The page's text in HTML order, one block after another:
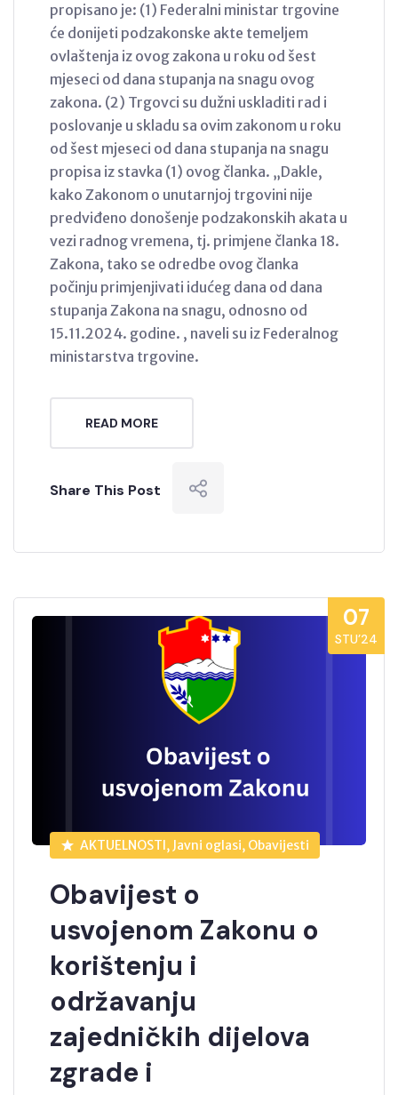
propisano je: (1) Federalni ministar trgovine
će donijeti podzakonske akte temeljem
ovlaštenja iz ovog zakona u roku od šest
mjeseci od dana stupanja na snagu ovog
zakona. (2) Trgovci su dužni uskladiti rad i
poslovanje u skladu sa ovim zakonom u roku
od šest mjeseci od dana stupanja na snagu
propisa iz stavka (1) ovog članka. „Dakle,
kako Zakonom o unutarnjoj trgovini nije
predviđeno donošenje podzakonskih akata u
vezi radnog vremena, tj. primjene članka 18.
Zakona, tako se odredbe ovog članka
počinju primjenjivati idućeg dana od dana
stupanja Zakona na snagu, odnosno od
15.11.2024. godine. , naveli su iz Federalnog
ministarstva trgovine.
READ MORE
Share This Post
07
STU’24
AKTUELNOSTI, Javni oglasi, Obavijesti
Obavijest o
usvojenom Zakonu o
korištenju i
održavanju
zajedničkih dijelova
zgrade i